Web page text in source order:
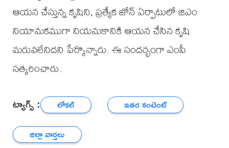
ఆయన చేస్తున్న కృషిని, ప్రత్యేక జోన్ ఏర్పాటులో జిఎం
నియామకముగా నియమకానికి ఆయన చేసిన కృషి
మరువలేనిదని పేర్కొన్నారు. ఈ సందర్భంగా ఎంపీ
సత్కరించారు.
ట్యాగ్స్ : లోకల్
ఇతర కంటెంట్
జిల్లా వార్తలు